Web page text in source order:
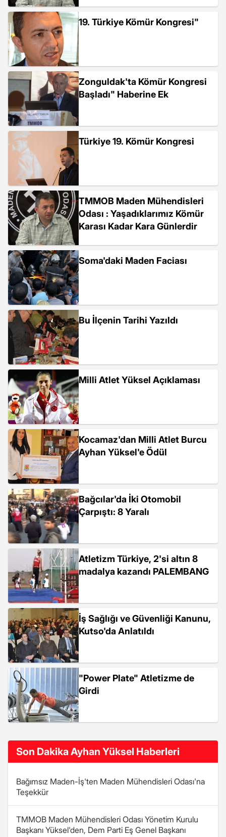
19. Türkiye Kömür Kongresi"
Zonguldak'ta Kömür Kongresi
Başladı" Haberine Ek
Türkiye 19. Kömür Kongresi
TMMOB Maden Mühendisleri
Odası : Yaşadıklarımız Kömür
Karası Kadar Kara Günlerdir
Soma'daki Maden Faciası
Bu İlçenin Tarihi Yazıldı
Milli Atlet Yüksel Açıklaması
Kocamaz'dan Milli Atlet Burcu
Ayhan Yüksel'e Ödül
Bağcılar'da İki Otomobil
Çarpıştı: 8 Yaralı
Atletizm Türkiye, 2'si altın 8
madalya kazandı PALEMBANG
İş Sağlığı ve Güvenliği Kanunu,
Kutso'da Anlatıldı
"Power Plate" Atletizme de
Girdi
Son Dakika Ayhan Yüksel Haberleri
Bağımsız Maden-İş'ten Maden Mühendisleri Odası'na
Teşekkür
TMMOB Maden Mühendisleri Odası Yönetim Kurulu
Başkanı Yüksel'den, Dem Parti Eş Genel Başkanı